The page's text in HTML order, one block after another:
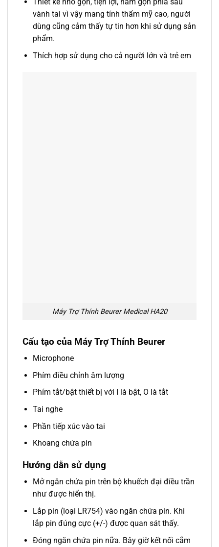
Thiết kế nhỏ gọn, tiện lợi, nằm gọn phía sau
vành tai vì vậy mang tính thẩm mỹ cao, người
dùng cũng cảm thấy tự tin hơn khi sử dụng sản
phẩm.
Thích hợp sử dụng cho cả người lớn và trẻ em
Máy Trợ Thính Beurer Medical HA20
Cấu tạo của Máy Trợ Thính Beurer
Microphone
Phím điều chỉnh âm lượng
Phím tắt/bật thiết bị với I là bật, O là tắt
Tai nghe
Phần tiếp xúc vào tai
Khoang chứa pin
Hướng dẫn sử dụng
Mở ngăn chứa pin trên bộ khuếch đại điều trần
như được hiển thị.
Lắp pin (loại LR754) vào ngăn chứa pin. Khi
lắp pin đúng cực (+/-) được quan sát thấy.
Đóng ngăn chứa pin nữa. Bây giờ kết nối cắm